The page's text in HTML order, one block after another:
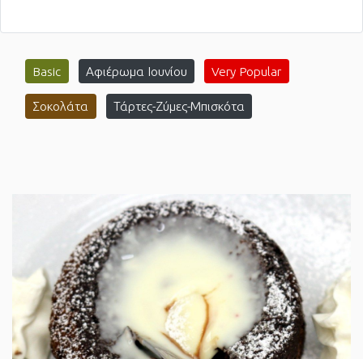
Basic Αφιέρωμα Ιουνίου Very Popular
Σοκολάτα Τάρτες-Ζύμες-Μπισκότα